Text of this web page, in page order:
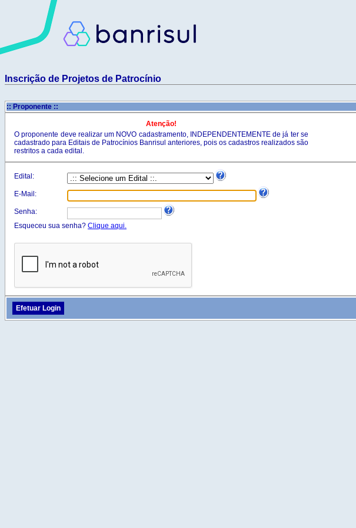
Inscrição de Projetos de Patrocínio
:: Proponente ::
Atenção!
O proponente deve realizar um NOVO cadastramento, INDEPENDENTEMENTE de já ter se
cadastrado para Editais de Patrocínios Banrisul anteriores, pois os cadastros realizados são
restritos a cada edital.
Edital:
E-Mail:
Senha:
Esqueceu sua senha? Clique aqui.